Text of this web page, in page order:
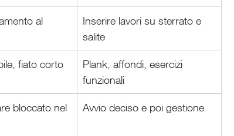
al
Inserire lavori su sterrato e
salite
fiato corto
Plank, affondi, esercizi
funzionali
bloccato nel
Avvio deciso e poi gestione